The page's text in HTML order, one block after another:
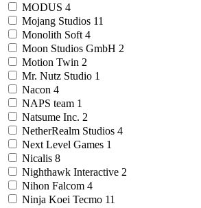
MODUS 4
Mojang Studios 11
Monolith Soft 4
Moon Studios GmbH 2
Motion Twin 2
Mr. Nutz Studio 1
Nacon 4
NAPS team 1
Natsume Inc. 2
NetherRealm Studios 4
Next Level Games 1
Nicalis 8
Nighthawk Interactive 2
Nihon Falcom 4
Ninja Koei Tecmo 11